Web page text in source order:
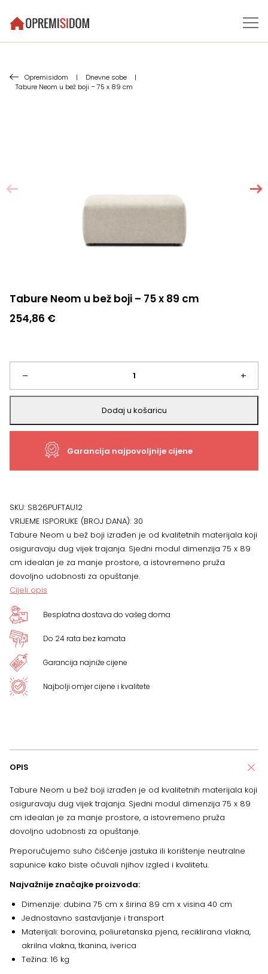
Opremisidom | Dnevne sobe
|
Tabure Neom u bež boji – 75 x 89 cm
Tabure Neom u bež boji – 75 x 89 cm
254,86 €
–
Tabure
Neom
u
–
x
89
cm
količina
+
Dodaj u košaricu
Garancija najpovoljnije cijene
SKU: S826PUFTAU12
VRIJEME ISPORUKE (BROJ DANA): 30
Tabure Neom u bež boji izrađen je od kvalitetnih materijala koji
osiguravaju dug vijek trajanja. Sjedni modul dimenzija 75 x 89
cm idealan je za manje prostore, a istovremeno pruža
dovoljno udobnosti za opuštanje.
Cijeli opis
Besplatna dostava do vašeg doma
Do 24 rata bez kamata
Garancija najniže cijene
Najbolji omjer cijene i kvalitete
OPIS
Tabure Neom u bež boji izrađen je od kvalitetnih materijala koji
osiguravaju dug vijek trajanja. Sjedni modul dimenzija 75 x 89
cm idealan je za manje prostore, a istovremeno pruža
dovoljno udobnosti za opuštanje.
Preporučujemo suho čišćenje jastuka ili korištenje neutralne
sapunice kako biste očuvali njihov izgled i kvalitetu.
Najvažnije značajke proizvoda:
Dimenzije: dubina 75 cm x širina 89 cm x visina 40 cm
Jednostavno sastavljanje i transport
Materijali: borovina, poliuretanska pjena, reciklirana vlakna,
akrilna vlakna, tkanina, iverica
Težina: 16 kg